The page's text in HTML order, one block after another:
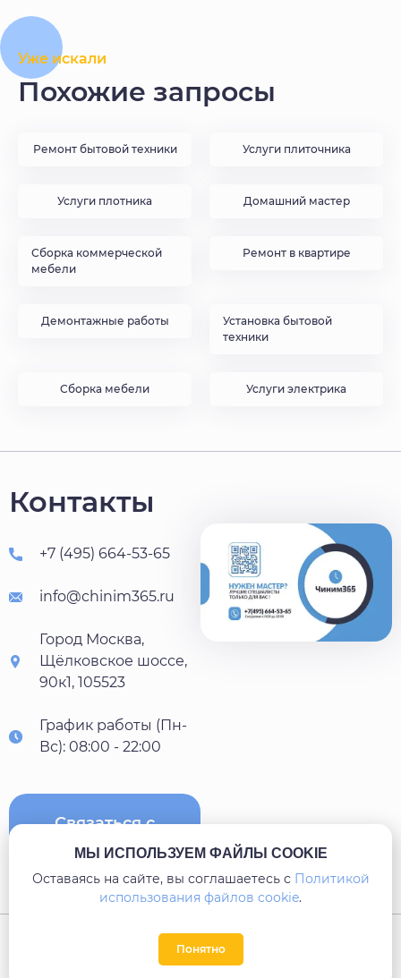
Уже искали
Похожие запросы
Ремонт бытовой техники Услуги плиточника
Услуги плотника Домашний мастер
Сборка коммерческой
мебели
Ремонт в квартире
Демонтажные работы
Установка бытовой
техники
Сборка мебели Услуги электрика
Контакты
+7 (495) 664-53-65
info@chinim365.ru
Город Москва,
Щёлковское шоссе,
90к1, 105523
График работы (Пн-
Вс): 08:00 - 22:00
Связаться с
Карта сайта
МЫ ИСПОЛЬЗУЕМ ФАЙЛЫ COOKIE
Оставаясь на сайте, вы соглашаетесь c Политикой
использования файлов cookie.
Понятно